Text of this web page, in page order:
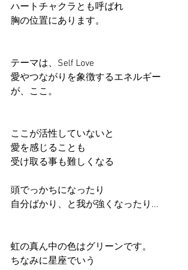
ハートチャクラとも呼ばれ
胸の位置にあります。
テーマは、Self Love
愛やつながりを象徴するエネルギー
が、ここ。
ここが活性していないと
愛を感じることも
受け取る事も難しくなる
頭でっかちになったり
自分ばかり、と我が強くなったり...
虹の真ん中の色はグリーンです。
ちなみに星座でいう